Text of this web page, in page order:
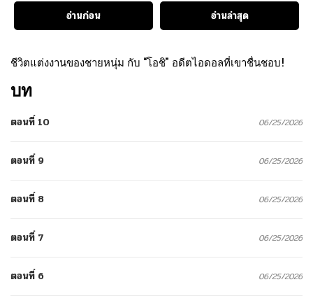
อ่านก่อน
อ่านล่าสุด
ชีวิตแต่งงานของชายหนุ่ม กับ “โอชิ” อดีตไอดอลที่เขาชื่นชอบ!
บท
ตอนที่ 10 06/25/2026
ตอนที่ 9 06/25/2026
ตอนที่ 8 06/25/2026
ตอนที่ 7 06/25/2026
ตอนที่ 6 06/25/2026